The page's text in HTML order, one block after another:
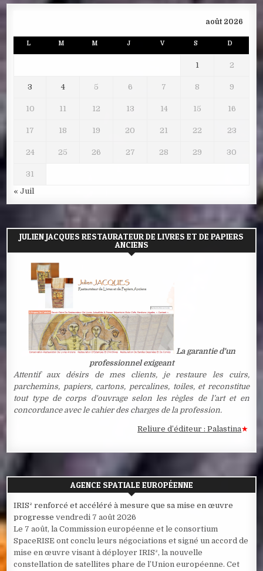
août 2026
L M M J V S D
1 2
3 4 5 6 7 8 9
10 11 12 13 14 15 16
17 18 19 20 21 22 23
24 25 26 27 28 29 30
31
« Juil
JULIEN JACQUES RESTAURATEUR DE LIVRES ET DE PAPIERS
ANCIENS
La garantie d'un
professionnel exigeant
Attentif aux désirs de mes clients, je restaure les cuirs,
parchemins, papiers, cartons, percalines, toiles, et reconstitue
tout type de corps d'ouvrage selon les règles de l’art et en
concordance avec le cahier des charges de la profession.
Reliure d’éditeur : Palastina★
AGENCE SPATIALE EUROPÉENNE
IRIS² renforcé et accéléré à mesure que sa mise en œuvre
progresse vendredi 7 août 2026
Le 7 août, la Commission européenne et le consortium
SpaceRISE ont conclu leurs négociations et signé un accord de
mise en œuvre visant à déployer IRIS², la nouvelle
constellation de satellites phare de l’Union européenne. Cet